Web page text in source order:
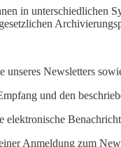
in unterschiedlichen
Newsletters
und den
elektronische
Anmeldung zum